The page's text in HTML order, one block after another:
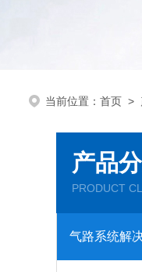
当前位置： 首页>
产品
PRODUCT
气路系统解